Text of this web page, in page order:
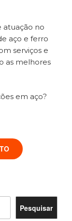
atuação no
aço e ferro
serviços e
as melhores
em aço?
Pesquisar